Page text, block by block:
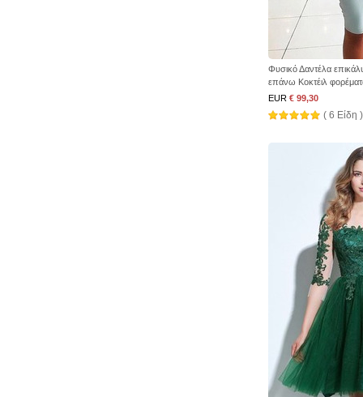
Φυσικό Δαντέλα
επάνω Κοκτέιλ
EUR € 99,30
( 6 Είδη )